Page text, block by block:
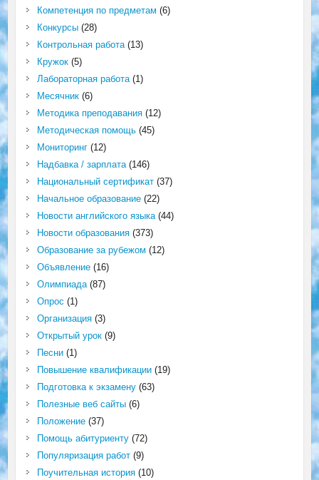
Компетенция по предметам (6)
Конкурсы(28)
Контрольная работа(13)
Кружок(5)
Лабораторная работа(1)
Месячник(6)
Методика преподавания(12)
Методическая помощь(45)
Мониторинг(12)
Надбавка / зарплата(146)
Национальный сертификат(37)
Начальное образование(22)
Новости английского языка(44)
Новости образования(373)
Образование за рубежом (12)
Объявление(16)
Олимпиада(87)
Опрос (1)
Организация(3)
Открытый урок(9)
Песни(1)
Повышение квалификации(19)
Подготовка к экзамену(63)
Полезные веб сайты(6)
Положение(37)
Помощь абитуриенту(72)
Популяризация работ(9)
Поучительная история(10)